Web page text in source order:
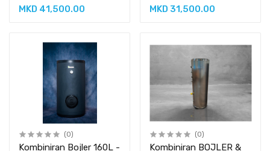
MKD 41,500.00
MKD 31,500.00
(0)
Kombiniran Bojler 160L -
(0)
Kombiniran BOJLER &